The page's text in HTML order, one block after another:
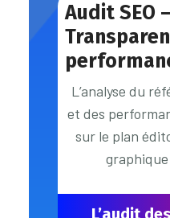
Audit SEO –
L’analyse du
et des
sur le plan
L’audit